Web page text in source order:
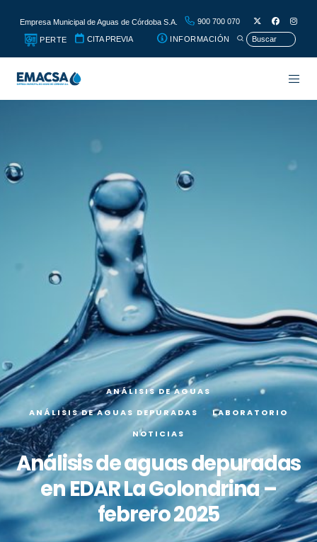
Empresa Municipal de Aguas de Córdoba S.A. 900 700 070
PERTE CITA PREVIA INFORMACIÓN
ANÁLISIS DE AGUAS
ANÁLISIS DE AGUAS DEPURADAS
LABORATORIO
NOTICIAS
Análisis de aguas depuradas
en EDAR La Golondrina –
febrero 2025